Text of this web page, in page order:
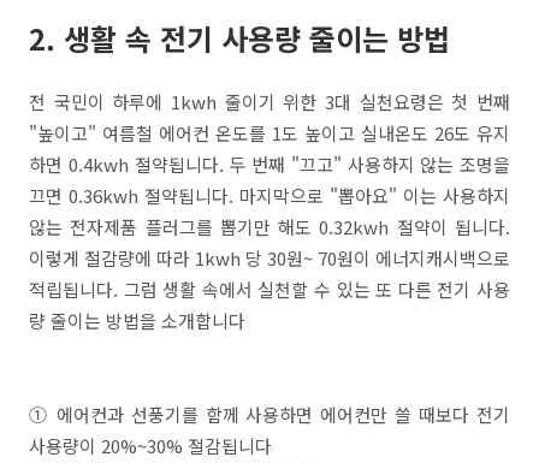
2. 생활 속 전기 사용량 줄이는 방법
전 국민이 하루에 1kwh 줄이기 위한 3대 실천요령은 첫 번째
"높이고" 여름철 에어컨 온도를 1도 높이고 실내온도 26도 유지
하면 0.4kwh 절약됩니다. 두 번째 "끄고" 사용하지 않는 조명을
끄면 0.36kwh 절약됩니다. 마지막으로 "뽑아요" 이는 사용하지
않는 전자제품 플러그를 뽑기만 해도 0.32kwh 절약이 됩니다.
이렇게 절감량에 따라 1kwh 당 30원~ 70원이 에너지캐시백으로
적립됩니다. 그럼 생활 속에서 실천할 수 있는 또 다른 전기 사용
량 줄이는 방법을 소개합니다
① 에어컨과 선풍기를 함께 사용하면 에어컨만 쓸 때보다 전기
사용량이 20%~30% 절감됩니다